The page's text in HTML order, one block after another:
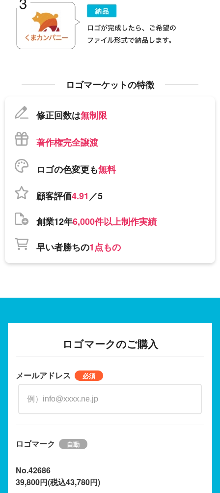
ロゴマーケットの特徴
修正回数は無制限
著作権完全譲渡
ロゴの色変更も無料
顧客評価4.91／5
創業12年6,000件以上制作実績
早い者勝ちの1点もの
ロゴマークのご購入
メールアドレス
ロゴマーク
No.42686
39,800円(税込43,780円)